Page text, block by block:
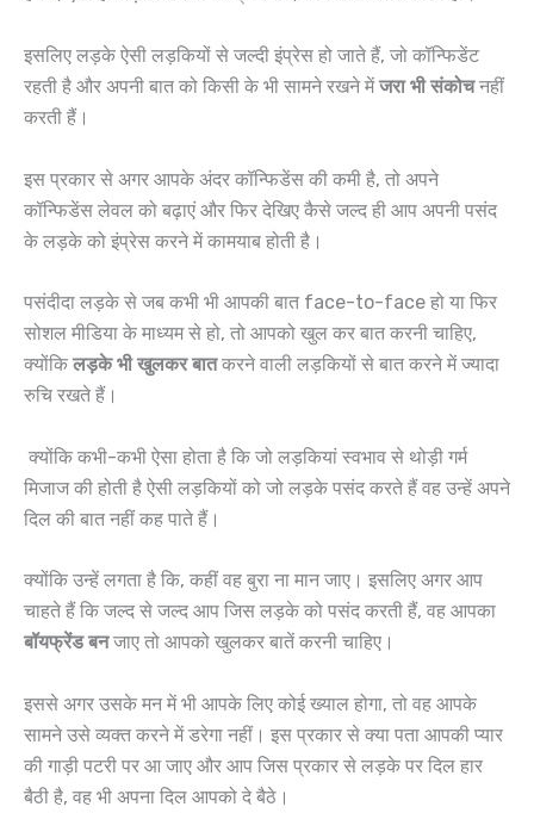
इसलिए लड़के ऐसी लड़कियों से जल्दी इंप्रेस हो जाते हैं, जो कॉन्फिडेंट
रहती है और अपनी बात को किसी के भी सामने रखने मेंजरा भी संकोचनहीं
करती हैं।
इस प्रकार से अगर आपके अंदर कॉन्फिडेंस की कमी है, तो अपने
कॉन्फिडेंस लेवल को बढ़ाएं और फिर देखिए कैसे जल्द ही आप अपनी पसंद
के लड़के को इंप्रेस करने में कामयाब होती है।
पसंदीदा लड़के से जब कभी भी आपकी बात face-to-face हो या फिर
सोशल मीडिया के माध्यम से हो, तो आपको खुल कर बात करनी चाहिए,
क्योंकि लड़के भी खुलकर बातकरने वाली लड़कियों से बात करने में ज्यादा
रुचि रखते हैं।
क्योंकि कभी-कभी ऐसा होता है कि जो लड़कियां स्वभाव से थोड़ी गर्म
मिजाज की होती है ऐसी लड़कियों को जो लड़के पसंद करते हैं वह उन्हें अपने
दिल की बात नहीं कह पाते हैं।
क्योंकि उन्हें लगता है कि, कहीं वह बुरा ना मान जाए। इसलिए अगर आप
चाहते हैं कि जल्द से जल्द आप जिस लड़के को पसंद करती हैं, वह आपका
बॉयफ्रेंड बनजाए तो आपको खुलकर बातें करनी चाहिए।
इससे अगर उसके मन में भी आपके लिए कोई ख्याल होगा, तो वह आपके
सामने उसे व्यक्त करने में डरेगा नहीं। इस प्रकार से क्या पता आपकी प्यार
की गाड़ी पटरी पर आ जाए और आप जिस प्रकार से लड़के पर दिल हार
बैठी है, वह भी अपना दिल आपको दे बैठे।